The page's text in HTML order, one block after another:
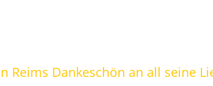
Reims Dankeschön an all seine